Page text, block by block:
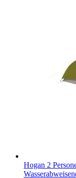
Hogan 2